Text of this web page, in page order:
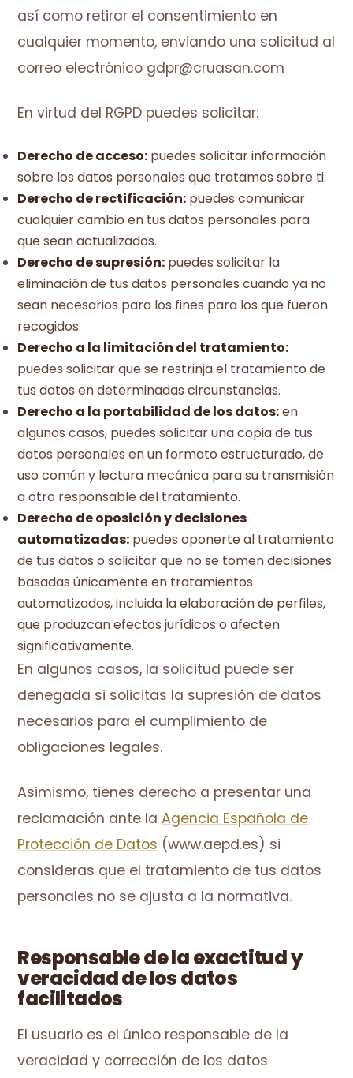
así como retirar el consentimiento en
cualquier momento, enviando una solicitud al
correo electrónico gdpr@cruasan.com
En virtud del RGPD puedes solicitar:
Derecho de acceso: puedes solicitar información
sobre los datos personales que tratamos sobre ti.
Derecho de rectificación: puedes comunicar
cualquier cambio en tus datos personales para
que sean actualizados.
Derecho de supresión: puedes solicitar la
eliminación de tus datos personales cuando ya no
sean necesarios para los fines para los que fueron
recogidos.
Derecho a la limitación del tratamiento:
puedes solicitar que se restrinja el tratamiento de
tus datos en determinadas circunstancias.
Derecho a la portabilidad de los datos:en
algunos casos, puedes solicitar una copia de tus
datos personales en un formato estructurado, de
uso común y lectura mecánica para su transmisión
a otro responsable del tratamiento.
Derecho de oposición y decisiones
automatizadas: puedes oponerte al tratamiento
de tus datos o solicitar que no se tomen decisiones
basadas únicamente en tratamientos
automatizados, incluida la elaboración de perfiles,
que produzcan efectos jurídicos o afecten
significativamente.
En algunos casos, la solicitud puede ser
denegada si solicitas la supresión de datos
necesarios para el cumplimiento de
obligaciones legales.
Asimismo, tienes derecho a presentar una
reclamación ante laAgencia Española de
Protección de Datos (www.aepd.es) si
consideras que el tratamiento de tus datos
personales no se ajusta a la normativa.
Responsable de la exactitud y
veracidad de los datos
facilitados
El usuario es el único responsable de la
veracidad y corrección de los datos